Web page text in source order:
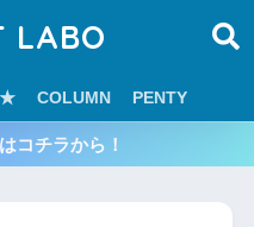
LABO
COLUMN PENTY
コチラから！